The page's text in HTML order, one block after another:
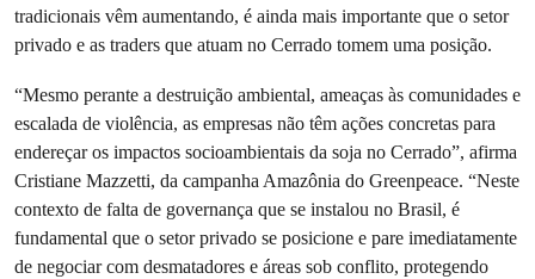
tradicionais vêm aumentando, é ainda mais importante que o setor
privado e as traders que atuam no Cerrado tomem uma posição.
“Mesmo perante a destruição ambiental, ameaças às comunidades e
escalada de violência, as empresas não têm ações concretas para
endereçar os impactos socioambientais da soja no Cerrado”, afirma
Cristiane Mazzetti, da campanha Amazônia do Greenpeace. “Neste
contexto de falta de governança que se instalou no Brasil, é
fundamental que o setor privado se posicione e pare imediatamente
de negociar com desmatadores e áreas sob conflito, protegendo